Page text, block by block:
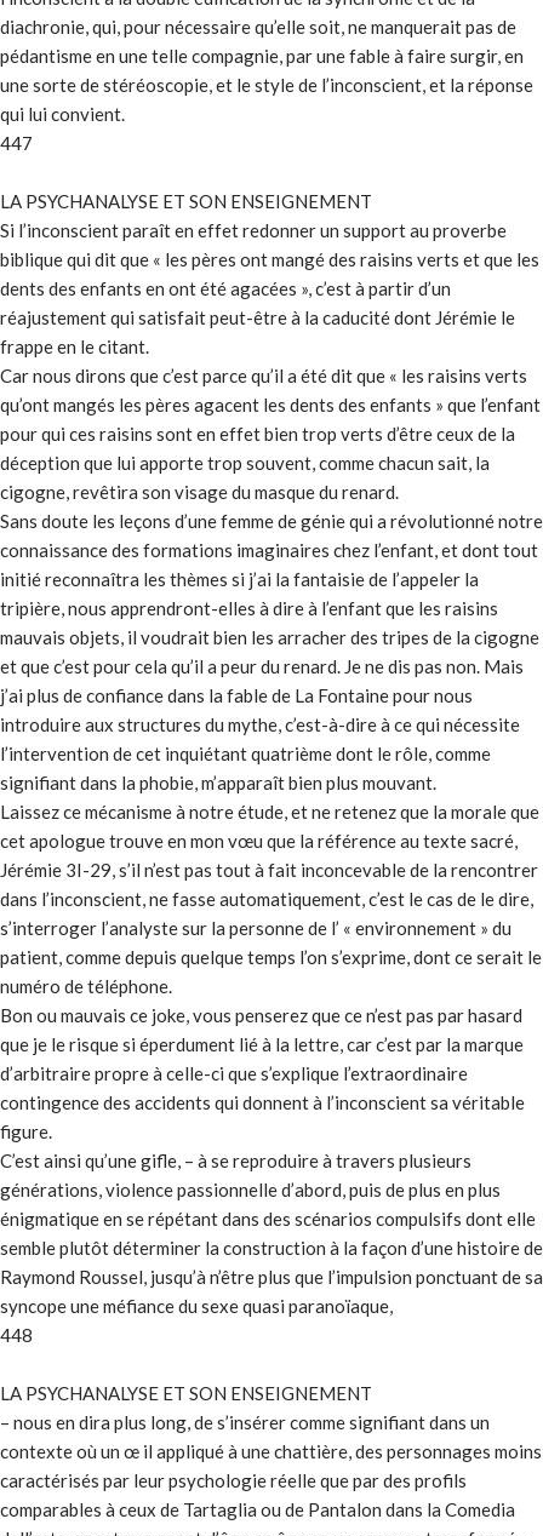
diachronie, qui, pour nécessaire qu’elle soit, ne manquerait pas de
pédantisme en une telle compagnie, par une fable à faire surgir, en
une sorte de stéréoscopie, et le style de l’inconscient, et la réponse
qui lui convient.
447
LA PSYCHANALYSE ET SON ENSEIGNEMENT
Si l’inconscient paraît en effet redonner un support au proverbe
biblique qui dit que « les pères ont mangé des raisins verts et que les
dents des enfants en ont été agacées », c’est à partir d’un
réajustement qui satisfait peut-être à la caducité dont Jérémie le
frappe en le citant.
Car nous dirons que c’est parce qu’il a été dit que « les raisins verts
qu’ont mangés les pères agacent les dents des enfants » que l’enfant
pour qui ces raisins sont en effet bien trop verts d’être ceux de la
déception que lui apporte trop souvent, comme chacun sait, la
cigogne, revêtira son visage du masque du renard.
Sans doute les leçons d’une femme de génie qui a révolutionné notre
connaissance des formations imaginaires chez l’enfant, et dont tout
initié reconnaîtra les thèmes si j’ai la fantaisie de l’appeler la
tripière, nous apprendront-elles à dire à l’enfant que les raisins
mauvais objets, il voudrait bien les arracher des tripes de la cigogne
et que c’est pour cela qu’il a peur du renard. Je ne dis pas non. Mais
j’ai plus de confiance dans la fable de La Fontaine pour nous
introduire aux structures du mythe, c’est-à-dire à ce qui nécessite
l’intervention de cet inquiétant quatrième dont le rôle, comme
signifiant dans la phobie, m’apparaît bien plus mouvant.
Laissez ce mécanisme à notre étude, et ne retenez que la morale que
cet apologue trouve en mon vœu que la référence au texte sacré,
Jérémie 3I-29, s’il n’est pas tout à fait inconcevable de la rencontrer
dans l’inconscient, ne fasse automatiquement, c’est le cas de le dire,
s’interroger l’analyste sur la personne de l’ « environnement » du
patient, comme depuis quelque temps l’on s’exprime, dont ce serait le
numéro de téléphone.
Bon ou mauvais ce joke, vous penserez que ce n’est pas par hasard
que je le risque si éperdument lié à la lettre, car c’est par la marque
d’arbitraire propre à celle-ci que s’explique l’extraordinaire
contingence des accidents qui donnent à l’inconscient sa véritable
figure.
C’est ainsi qu’une gifle, – à se reproduire à travers plusieurs
générations, violence passionnelle d’abord, puis de plus en plus
énigmatique en se répétant dans des scénarios compulsifs dont elle
semble plutôt déterminer la construction à la façon d’une histoire de
Raymond Roussel, jusqu’à n’être plus que l’impulsion ponctuant de sa
syncope une méfiance du sexe quasi paranoïaque,
448
LA PSYCHANALYSE ET SON ENSEIGNEMENT
– nous en dira plus long, de s’insérer comme signifiant dans un
contexte où un œ il appliqué à une chattière, des personnages moins
caractérisés par leur psychologie réelle que par des profils
comparables à ceux de Tartaglia ou de Pantalon dans la Comedia